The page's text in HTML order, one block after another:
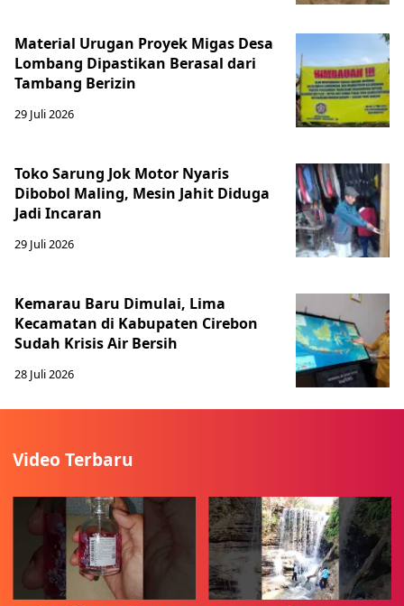
Material Urugan Proyek Migas Desa
Lombang Dipastikan Berasal dari
Tambang Berizin
29 Juli 2026
Toko Sarung Jok Motor Nyaris
Dibobol Maling, Mesin Jahit Diduga
Jadi Incaran
29 Juli 2026
Kemarau Baru Dimulai, Lima
Kecamatan di Kabupaten Cirebon
Sudah Krisis Air Bersih
28 Juli 2026
Video Terbaru